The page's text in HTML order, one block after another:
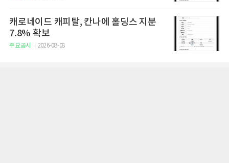
캐로네이드 캐피탈, 칸나에 홀딩스 지분
7.8% 확보
주요공시 2026-08-08